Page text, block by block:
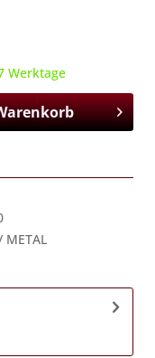
Werktage
METAL